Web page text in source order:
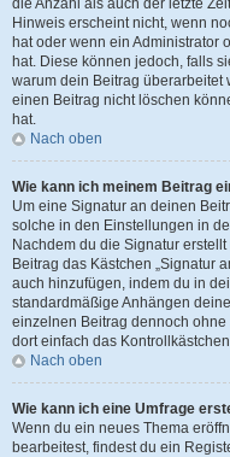
die Anzahl als auch der letzte
Hinweis erscheint nicht, wenn
hat oder wenn ein Administrator
hat. Diese können jedoch, falls
warum dein Beitrag überarbeitet
einen Beitrag nicht löschen
hat.
Nach oben
Wie kann ich meinem Beitrag
Um eine Signatur an deinen
solche in den Einstellungen in
Nachdem du die Signatur
Beitrag das Kästchen „Signatur
auch hinzufügen, indem du in
standardmäßige Anhängen
einzelnen Beitrag dennoch
dort einfach das
Nach oben
Wie kann ich eine Umfrage
Wenn du ein neues Thema
bearbeitest, findest du ein